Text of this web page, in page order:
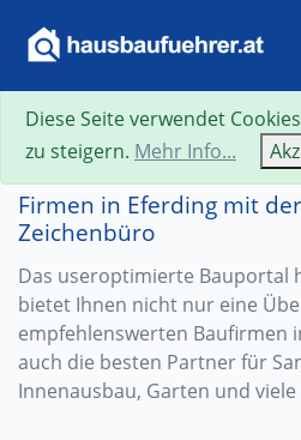
Firmen in Eferding mit
Zeichenbüro
Das useroptimierte Bauportal
bietet Ihnen nicht nur eine
empfehlenswerten Baufirmen
auch die besten Partner für
Innenausbau, Garten und
Diese Seite verwendet
zu steigern. Mehr Info...